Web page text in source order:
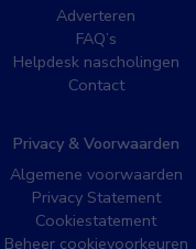
Adverteren
FAQ’s
Helpdesk nascholingen
Contact
Privacy & Voorwaarden
Algemene voorwaarden
Privacy Statement
Cookiestatement
Beheer cookievoorkeuren